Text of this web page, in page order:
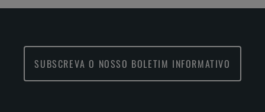
SUBSCREVA O NOSSO BOLETIM INFORMATIVO